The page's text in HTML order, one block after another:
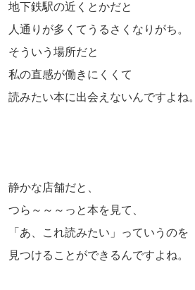
地下鉄駅の近くとかだと
人通りが多くてうるさくなりがち。
そういう場所だと
私の直感が働きにくくて
読みたい本に出会えないんですよね。
静かな店舗だと、
つら～～～っと本を見て、
「あ、これ読みたい」っていうのを
見つけることができるんですよね。